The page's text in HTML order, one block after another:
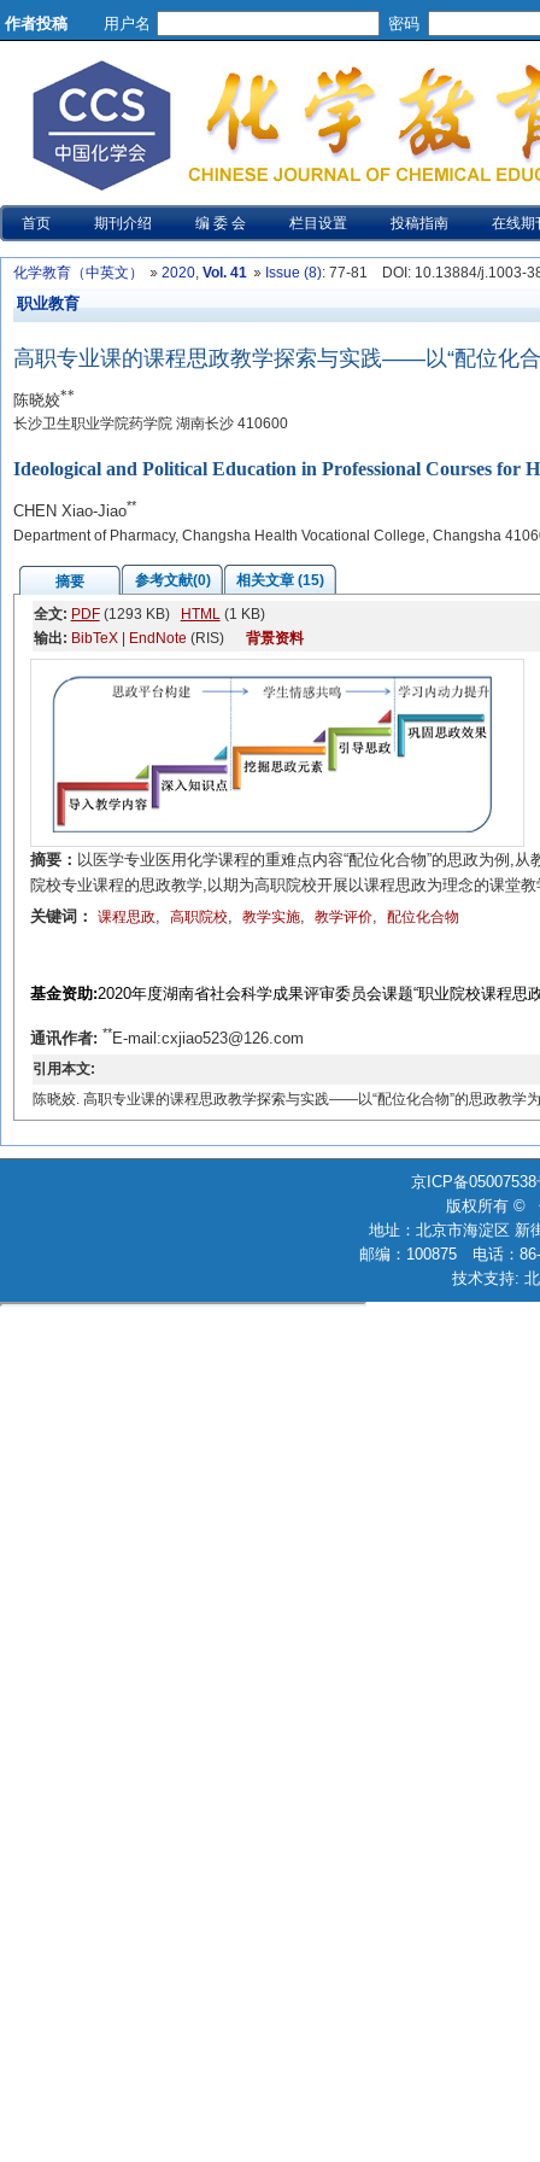
作者投稿 用户名 密码
首页 期刊介绍 编 委 会 栏目设置 投稿指南 在线期
化学教育（中英文） 2020, Vol. 41 Issue (8): 77-81 DOI : 10.13884/j.1003-
职业教育
高职专业课的课程思政教学探索与实践——以“配位化
陈晓姣**
长沙卫生职业学院药学院 湖南长沙 410600
Ideological and Political Education in Professional Courses for
CHEN Xiao-Jiao**
Department of Pharmacy, Changsha Health Vocational College, Changsha
摘要 参考文献(0)
相关文章 (15)
全文: PDF(1293 KB) HTML(1 KB)
输出: BibTeX| EndNote (RIS) 背景资料
摘要： 以医学专业医用化学课程的重难点内容“配位化合物”的思政为例,
院校专业课程的思政教学,以期为高职院校开展以课程思政为理念的课堂
关键词： 课程思政, 高职院校, 教学实施, 教学评价, 配位化合物
基金资助:2020年度湖南省社会科学成果评审委员会课题“职业院校课程思
通讯作者: **E-mail:cxjiao523@126.com
引用本文:
陈晓姣. 高职专业课的课程思政教学探索与实践——以“配位化合物”的思政教学
京ICP备
版权所有 ©
地址：北京市海淀区 新
邮编：100875 电话：
技术支持: